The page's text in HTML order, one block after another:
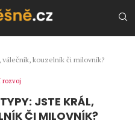
válečník, kouzelník či milovník?
rozvoj
JSTE KRÁL,
ČI MILOVNÍK?